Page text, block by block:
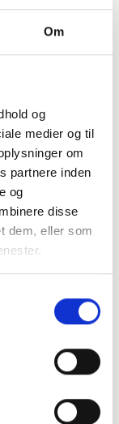
Om
og
medier og til
om
partnere inden
og
disse
dem, eller som
i lakeret mat-
Rustfri stål -
toiletruller i
stål og
som er nem at